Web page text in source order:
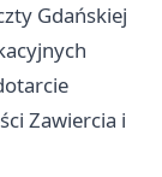
Gdańskiej
Zawiercia i